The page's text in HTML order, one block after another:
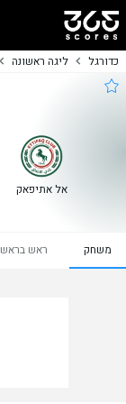
כדורגל ליגה ראשונה
אל אתיפאק
משחק ראש בראש